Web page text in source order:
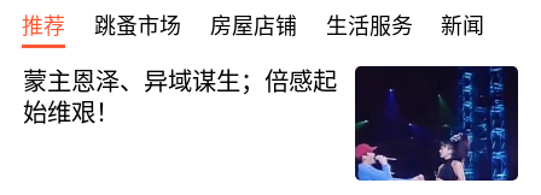
宾馆 108欧/天起
全程756欧/位
欧/天起 ~包拼房
每周铁发！
推荐 跳蚤市场 房屋店铺 生活服务 新闻
蒙主恩泽、异域谋生；倍感起
始维艰！